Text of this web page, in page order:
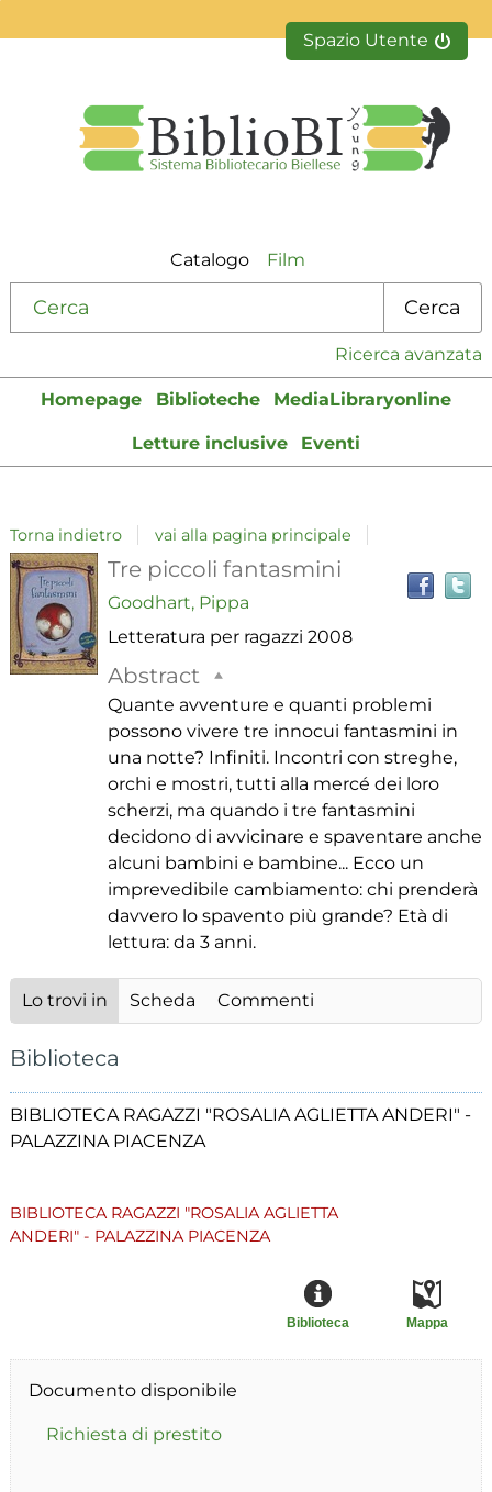
Spazio Utente
Catalogo
Film
Cerca
Ricerca avanzata
Homepage Biblioteche MediaLibraryonline
Letture inclusive Eventi
Torna indietro vai alla pagina principale
Dettaglio
del
documento
Tre piccoli fantasmini
Goodhart, Pippa
Letteratura per ragazzi 2008
Abstract
Quante avventure e quanti problemi
possono vivere tre innocui fantasmini in
una notte? Infiniti. Incontri con streghe,
orchi e mostri, tutti alla mercé dei loro
scherzi, ma quando i tre fantasmini
decidono di avvicinare e spaventare anche
alcuni bambini e bambine... Ecco un
imprevedibile cambiamento: chi prenderà
davvero lo spavento più grande? Età di
lettura: da 3 anni.
Lo trovi in Scheda Commenti
Biblioteca
BIBLIOTECA RAGAZZI "ROSALIA AGLIETTA ANDERI" -
PALAZZINA PIACENZA
BIBLIOTECA RAGAZZI "ROSALIA AGLIETTA
ANDERI" - PALAZZINA PIACENZA
Mappa
Biblioteca
Documento disponibile
Richiesta di prestito